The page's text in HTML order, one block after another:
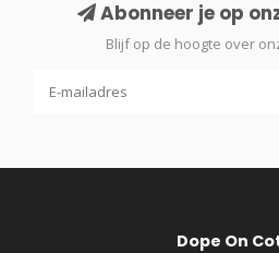
Abonneer je op
Blijf op de hoogte over
Dope On